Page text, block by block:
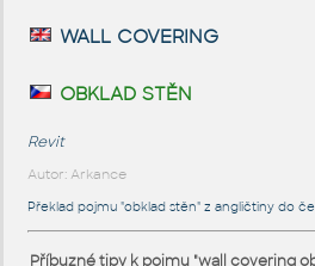
wall covering
obklad stěn
Revit
Autor: Arkance
Překlad pojmu "obklad stěn" z angličtiny do
Příbuzné tipy k pojmu "wall covering